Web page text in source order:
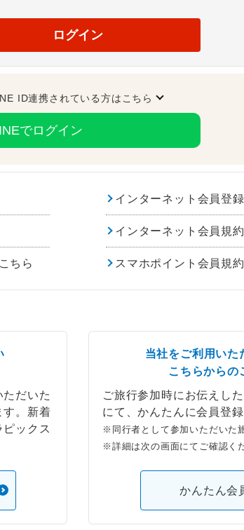
ログイン
ID連携されている方はこちら
でログイン
インターネット会員登
インターネット会員規
ちら スマホポイント会員規
だいた
す。新着
ックス
当社をご利用いた
こちらからの
ご旅行参加時にお伝えし
にて、かんたんに会員登録
※同行者として参加いただいた
※詳細は次の画面にてご確認く
かんたん会